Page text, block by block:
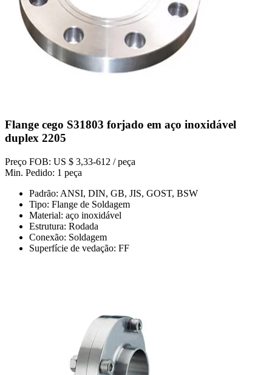
Flange cego S31803 forjado em aço inoxidável
duplex 2205
Preço FOB: US $ 3,33-612 / peça
Min. Pedido: 1 peça
Padrão: ANSI, DIN, GB, JIS, GOST, BSW
Tipo: Flange de Soldagem
Material: aço inoxidável
Estrutura: Rodada
Conexão: Soldagem
Superfície de vedação: FF